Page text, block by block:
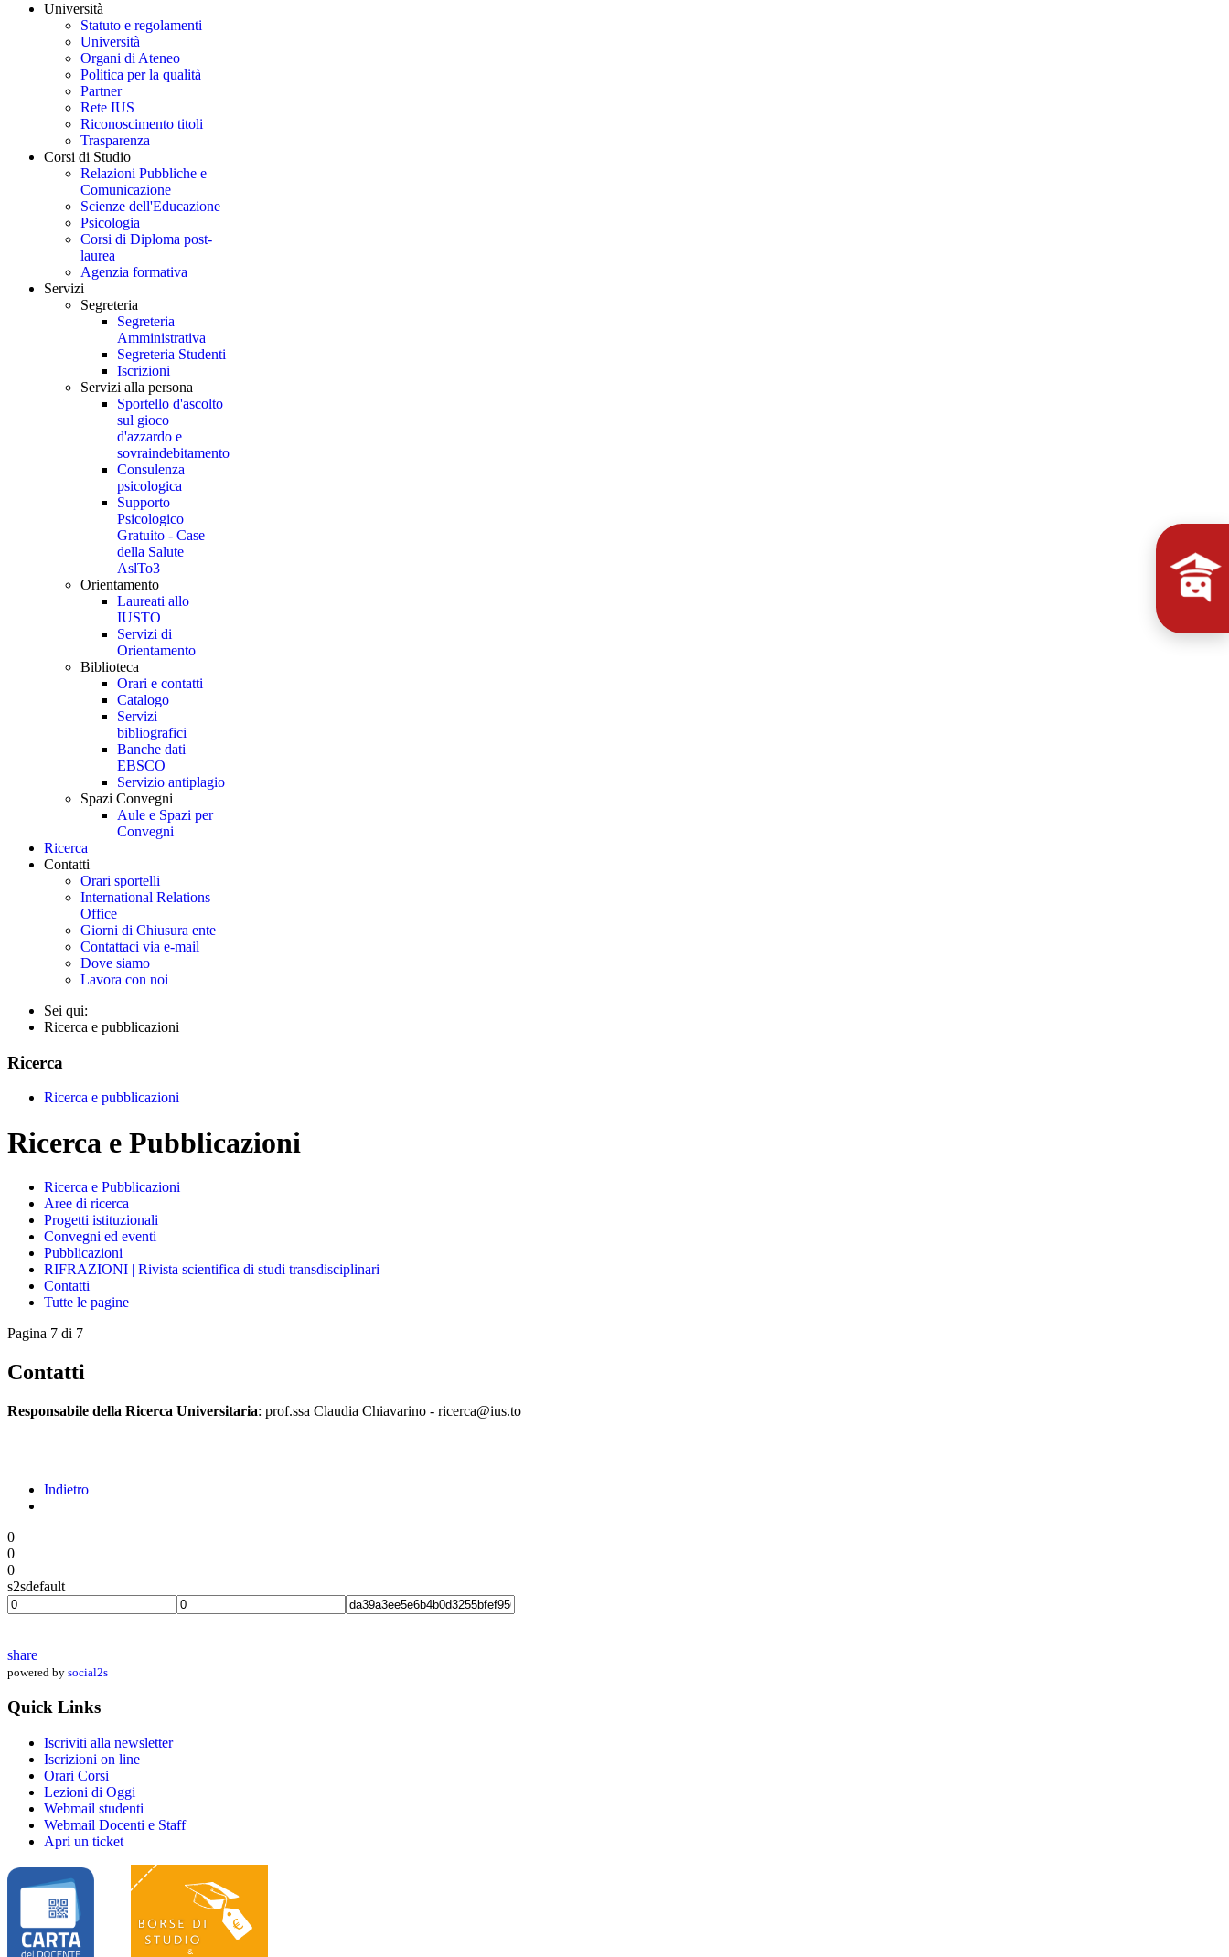
Università
Statuto e regolamenti
Università
Organi di Ateneo
Politica per la qualità
Partner
Rete IUS
Riconoscimento titoli
Trasparenza
Corsi di Studio
Relazioni Pubbliche e
Comunicazione
Scienze dell'Educazione
Psicologia
Corsi di Diploma post-
laurea
Agenzia formativa
Servizi
Segreteria
Segreteria
Amministrativa
Segreteria Studenti
Iscrizioni
Servizi alla persona
Sportello d'ascolto
sul gioco
d'azzardo e
sovraindebitamento
Consulenza
psicologica
Supporto
Psicologico
Gratuito - Case
della Salute
AslTo3
Orientamento
Laureati allo
IUSTO
Servizi di
Orientamento
Biblioteca
Orari e contatti
Catalogo
Servizi
bibliografici
Banche dati
EBSCO
Servizio antiplagio
Spazi Convegni
Aule e Spazi per
Convegni
Ricerca
Contatti
Orari sportelli
International Relations
Office
Giorni di Chiusura ente
Contattaci via e-mail
Dove siamo
Lavora con noi
Sei qui:
Ricerca e pubblicazioni
Ricerca
Ricerca e pubblicazioni
Ricerca e Pubblicazioni
Ricerca e Pubblicazioni
Aree di ricerca
Progetti istituzionali
Convegni ed eventi
Pubblicazioni
RIFRAZIONI | Rivista scientifica di studi transdisciplinari
Contatti
Tutte le pagine
Pagina 7 di 7
Contatti
Responsabile della Ricerca Universitaria: prof.ssa Claudia Chiavarino - ricerca@ius.to
Indietro
0
0
0
s2sdefault
share
powered by social2s
Quick Links
Iscriviti alla newsletter
Iscrizioni on line
Orari Corsi
Lezioni di Oggi
Webmail studenti
Webmail Docenti e Staff
Apri un ticket